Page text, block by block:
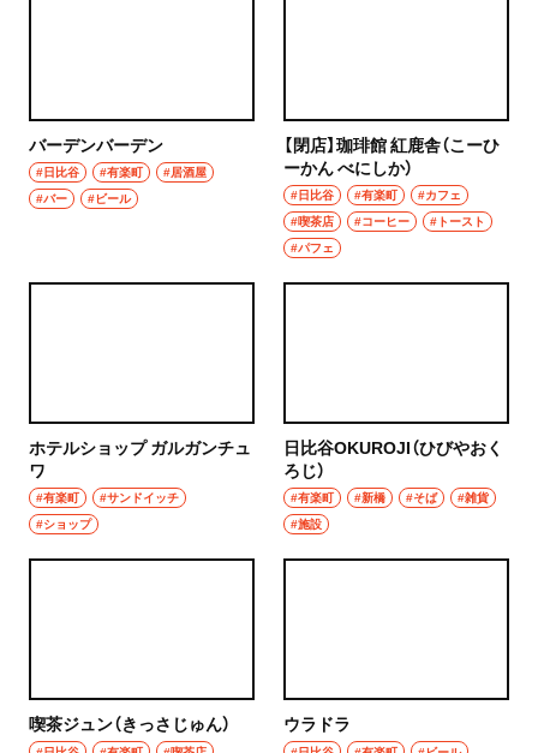
高崎
埼玉県
春日部
大宮・浦和
浦和
飯能
食べ歩き
ランチ
テイクアウト
鍋
ご当地グルメ
居酒屋・バー
日本酒
バーデンバーデン
#日比谷 #有楽町
#居酒屋
#バー
#ビール
【閉店】珈琲館 紅鹿舎（こーひ
ーかん べにしか）
#日比谷 #有楽町
#カフェ
#喫茶店
#コーヒー
#トースト
#パフェ
ホテルショップ ガルガンチュ
ワ
#有楽町
#サンドイッチ
#ショップ
日比谷OKUROJI（ひびやおく
ろじ）
#有楽町 #新橋 #そば
#雑貨
#施設
喫茶ジュン（きっさじゅん） ウラドラ